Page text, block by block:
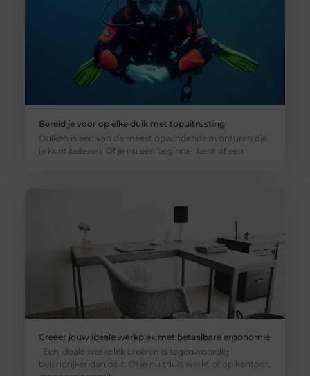
Uw privacy is belangrijk
voor ons
informatie verwijzen wij naar
ons cookiebeleid
Bereid je voor op elke duik met topuitrusting
Duiken is een van de meest opwindende avonturen die
je kunt beleven. Of je nu een beginner bent of een
Creëer jouw ideale werkplek met betaalbare ergonomie
Een ideale werkplek creëren is tegenwoordig
belangrijker dan ooit. Of je nu thuis werkt of op kantoor,